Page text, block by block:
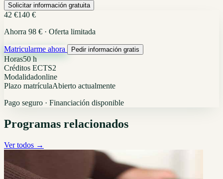
Solicitar información gratuita
42 €140 €
Ahorra 98 € · Oferta limitada
Matricularme ahora Pedir información gratis
Horas50 h
Créditos ECTS2
Modalidadonline
Plazo matrículaAbierto actualmente
Pago seguro · Financiación disponible
Programas relacionados
Ver todos →